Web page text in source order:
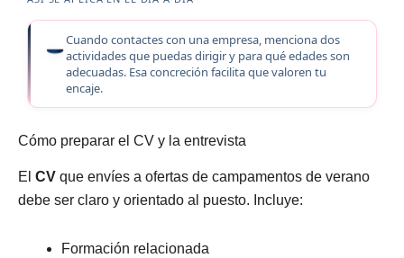
Cuando contactes con una empresa, menciona dos
actividades que puedas dirigir y para qué edades son
adecuadas. Esa concreción facilita que valoren tu
encaje.
Cómo preparar el CV y la entrevista
El CV que envíes a ofertas de campamentos de verano
debe ser claro y orientado al puesto. Incluye:
Formación relacionada